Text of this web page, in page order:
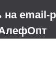
email-